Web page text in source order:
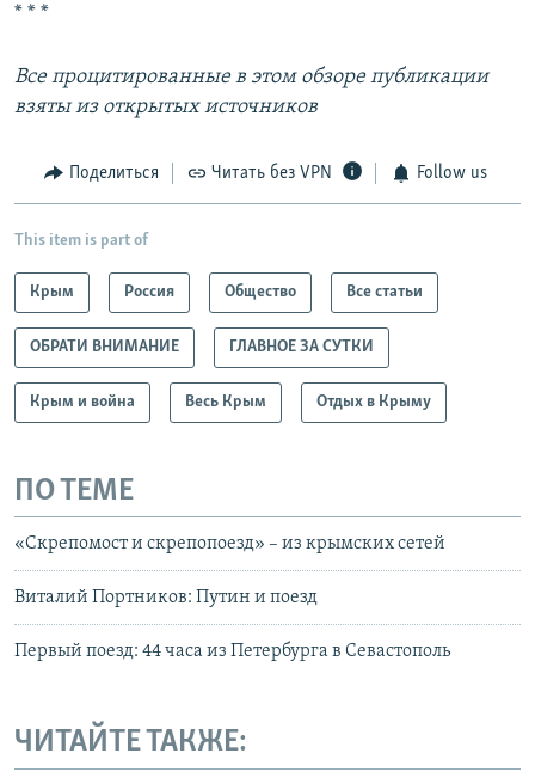
* * *
Все процитированные в этом обзоре публикации
взяты из открытых источников
Поделиться Читать без VPN Follow us
This item is part of
Крым Россия Общество Все статьи
ОБРАТИ ВНИМАНИЕ ГЛАВНОЕ ЗА СУТКИ
Крым и война Весь Крым Отдых в Крыму
ПО ТЕМЕ
«Скрепомост и скрепопоезд» – из крымских сетей
Виталий Портников: Путин и поезд
Первый поезд: 44 часа из Петербурга в Севастополь
ЧИТАЙТЕ ТАКЖЕ: